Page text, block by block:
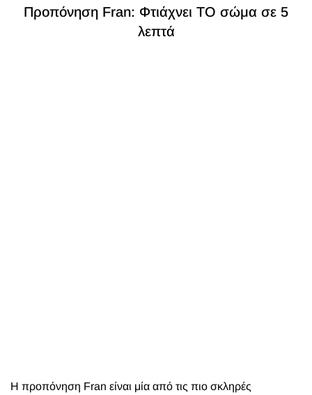
Προπόνηση Fran: Φτιάχνει ΤΟ σώμα σε 5
λεπτά
Η προπόνηση Fran είναι μία από τις πιο σκληρές